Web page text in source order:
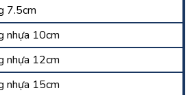
7.5cm
nhựa 10cm
nhựa 12cm
nhựa 15cm